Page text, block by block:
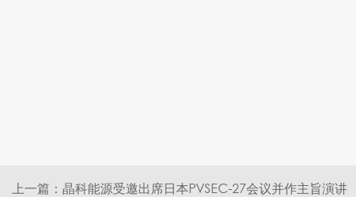
上一篇：晶科能源受邀出席日本PVSEC-27会议并作主旨演讲